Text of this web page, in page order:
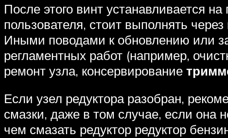
После этого винт устанавливается
пользователя, стоит выполнять
Иными поводами к обновлению или
регламентных работ (например,
ремонт узла, консервирование
Если узел редуктора разобран,
смазки, даже в том случае, если она
чем смазать редуктор редуктор